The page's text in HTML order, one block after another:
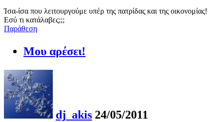
Ίσα-ίσα που λειτουργούμε υπέρ της πατρίδας και της οικονομίας!
Εσύ τι κατάλαβες;;;
Παράθεση
Μου αρέσει!
dj_akis 24/05/2011